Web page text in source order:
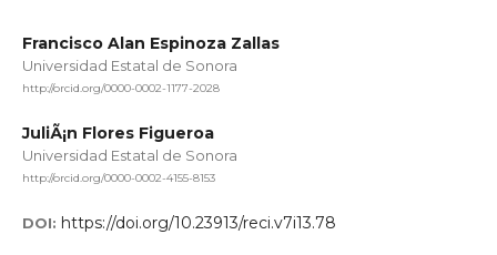
Francisco Alan Espinoza Zallas
Universidad Estatal de Sonora
http://orcid.org/0000-0002-1177-2028
JuliÃ¡n Flores Figueroa
Universidad Estatal de Sonora
http://orcid.org/0000-0002-4155-8153
DOI: https://doi.org/10.23913/reci.v7i13.78